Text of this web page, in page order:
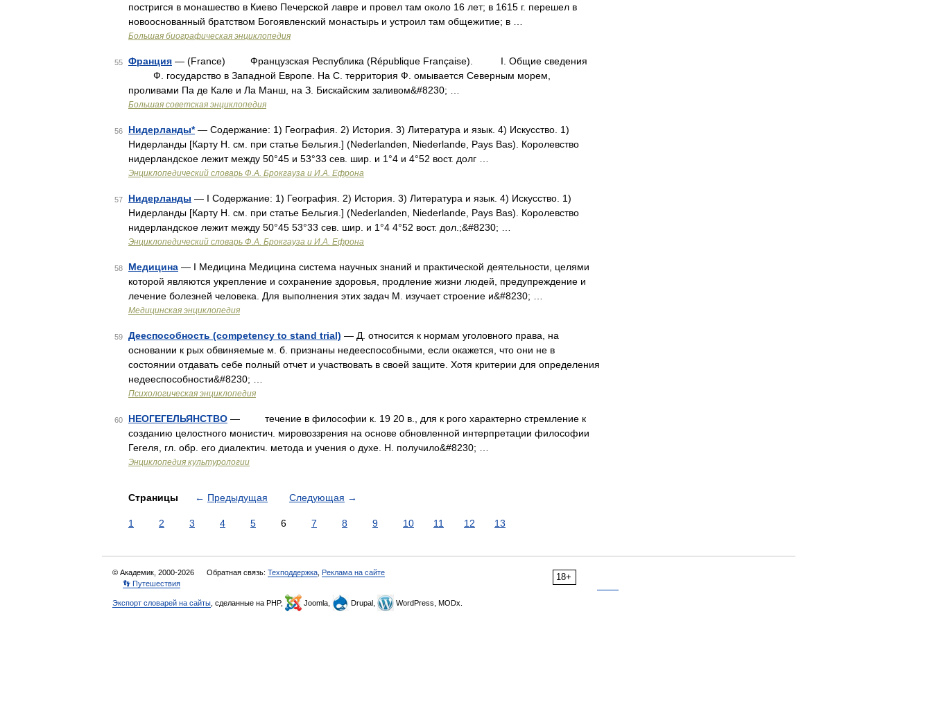
постригся в монашество в Киево Печерской лавре и провел там около 16 лет; в 1615 г. перешел в
новооснованный братством Богоявленский монастырь и устроил там общежитие; в …
Большая биографическая энциклопедия
55 Франция — (France) Французская Республика (République Française). I. Общие сведения
Ф. государство в Западной Европе. На С. территория Ф. омывается Северным морем,
проливами Па де Кале и Ла Манш, на З. Бискайским заливом&#8230; …
Большая советская энциклопедия
56 Нидерланды*— Содержание: 1) География. 2) История. 3) Литература и язык. 4) Искусство. 1)
Нидерланды [Карту Н. см. при статье Бельгия.] (Nederlanden, Niederlande, Pays Bas). Королевство
нидерландское лежит между 50°45 и 53°33 сев. шир. и 1°4 и 4°52 вост. долг …
Энциклопедический словарь Ф.А. Брокгауза и И.А. Ефрона
57 Нидерланды — I Содержание: 1) География. 2) История. 3) Литература и язык. 4) Искусство. 1)
Нидерланды [Карту Н. см. при статье Бельгия.] (Nederlanden, Niederlande, Pays Bas). Королевство
нидерландское лежит между 50°45 53°33 сев. шир. и 1°4 4°52 вост. дол.;&#8230; …
Энциклопедический словарь Ф.А. Брокгауза и И.А. Ефрона
58 Медицина — I Медицина Медицина система научных знаний и практической деятельности, целями
которой являются укрепление и сохранение здоровья, продление жизни людей, предупреждение и
лечение болезней человека. Для выполнения этих задач М. изучает строение и&#8230; …
Медицинская энциклопедия
59 Дееспособность (competency to stand trial) — Д. относится к нормам уголовного права, на
основании к рых обвиняемые м. б. признаны недееспособными, если окажется, что они не в
состоянии отдавать себе полный отчет и участвовать в своей защите. Хотя критерии для определения
недееспособности&#8230; …
Психологическая энциклопедия
60 НЕОГЕГЕЛЬЯНСТВО — течение в философии к. 19 20 в., для к рого характерно стремление к
созданию целостного монистич. мировоззрения на основе обновленной интерпретации философии
Гегеля, гл. обр. его диалектич. метода и учения о духе. Н. получило&#8230; …
Энциклопедия культурологии
Страницы ← Предыдущая Следующая →
1 2 3 4 5 6 7 8 9 10 11 12 13
18+
© Академик, 2000-2026 Обратная связь: Техподдержка Реклама на сайте
👣 Путешествия
Экспорт словарей на сайты , сделанные на PHP, Joomla, Drupal, WordPress, MODx.